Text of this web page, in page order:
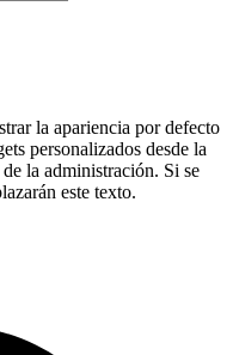
la apariencia por defecto
personalizados desde la
la administración. Si se
este texto.